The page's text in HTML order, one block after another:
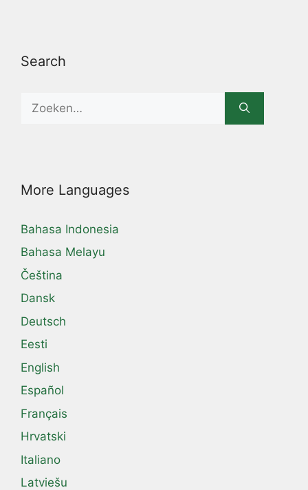
Search
for:
More Languages
Bahasa Indonesia
Bahasa Melayu
Čeština
Dansk
Deutsch
Eesti
English
Español
Français
Hrvatski
Italiano
Latviešu